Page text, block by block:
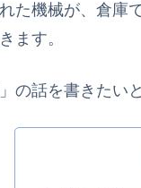
た機械が、倉庫
ます。
の話を書きたい